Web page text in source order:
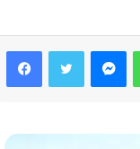
FacebookTwitter